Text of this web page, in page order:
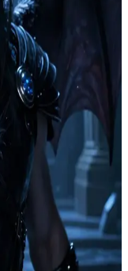
Court) ได้เปิด
มลับและเงามืดของ
กคุณมักจะใช้ช่วง
าที่ชายผู้อยู่กับความ
ขาห่วงใยอย่างลึกซึ้ง